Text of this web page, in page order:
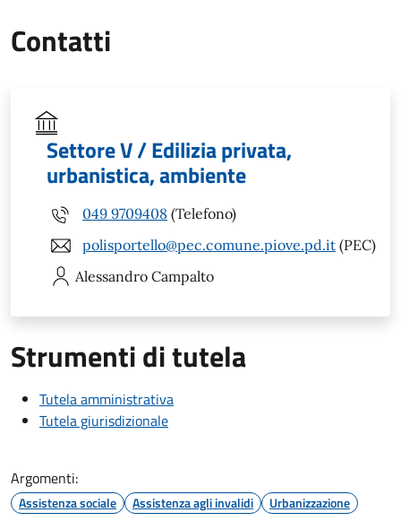
Contatti
Settore V / Edilizia privata,
urbanistica, ambiente
049 9709408 (Telefono)
polisportello@pec.comune.piove.pd.it (PEC)
Alessandro Campalto
Strumenti di tutela
Tutela amministrativa
Tutela giurisdizionale
Argomenti:
Assistenza sociale Assistenza agli invalidi Urbanizzazione